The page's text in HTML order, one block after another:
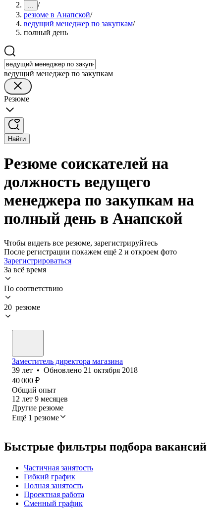
... /
резюме в Анапской/
ведущий менеджер по закупкам/
полный день
ведущий менеджер по закупкам
Резюме
Найти
Резюме соискателей на
должность ведущего
менеджера по закупкам на
полный день в Анапской
Чтобы видеть все резюме, зарегистрируйтесь
После регистрации покажем ещё 2 и откроем фото
Зарегистрироваться
За всё время
По соответствию
20 резюме
Заместитель директора магазина
39 лет • Обновлено 21 октября 2018
40 000 ₽
Общий опыт
12 лет 9 месяцев
Другие резюме
Ещё 1 резюме
Быстрые фильтры подбора вакансий
Частичная занятость
Гибкий график
Полная занятость
Проектная работа
Сменный график